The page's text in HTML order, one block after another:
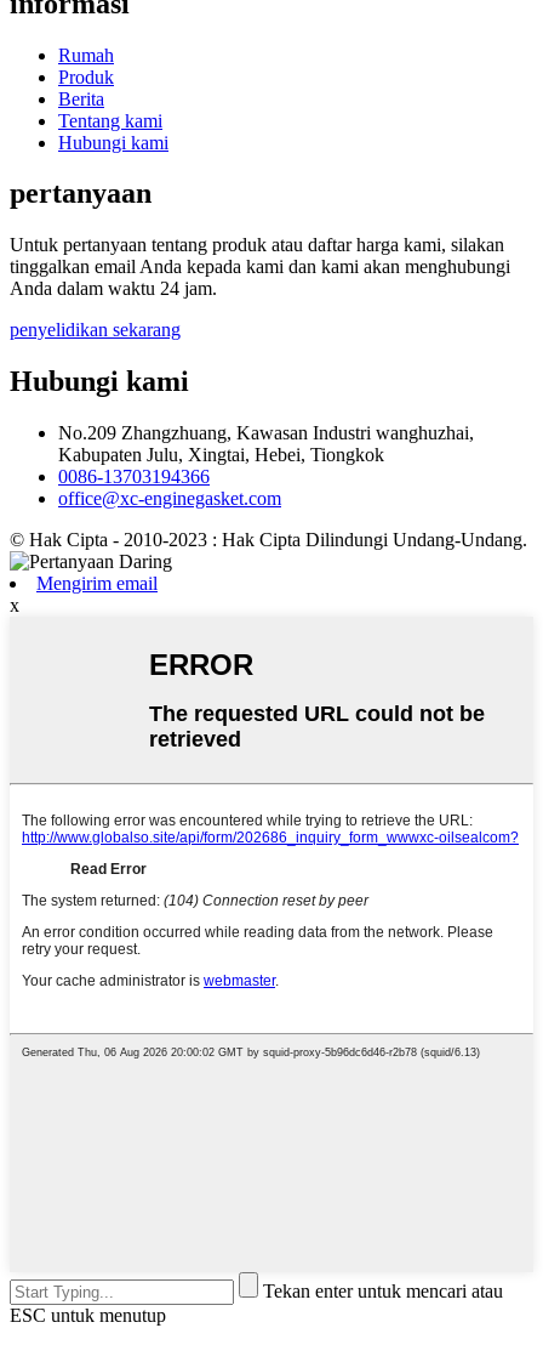
Rumah
Produk
Berita
Tentang kami
Hubungi kami
pertanyaan
Untuk pertanyaan tentang produk atau daftar harga kami, silakan
tinggalkan email Anda kepada kami dan kami akan menghubungi
Anda dalam waktu 24 jam.
penyelidikan sekarang
Hubungi kami
No.209 Zhangzhuang, Kawasan Industri wanghuzhai,
Kabupaten Julu, Xingtai, Hebei, Tiongkok
0086-13703194366
office@xc-enginegasket.com
© Hak Cipta - 2010-2023 : Hak Cipta Dilindungi Undang-Undang.
Mengirim email
x
Tekan enter untuk mencari atau
ESC untuk menutup